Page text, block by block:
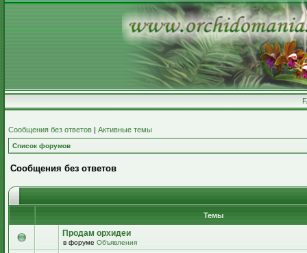
Сообщения без ответов | Активные темы
Список форумов
Сообщения без ответов
Темы
Продам орхидеи
в форуме Объявления